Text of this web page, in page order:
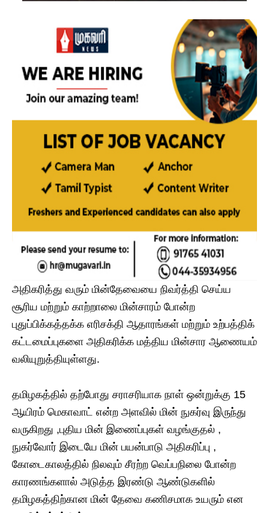
அதிகரித்து வரும் மின்தேவையை நிவர்த்தி செய்ய
சூரிய மற்றும் காற்றாலை மின்சாரம் போன்ற
புதுப்பிக்கத்தக்க எரிசக்தி ஆதாரங்கள் மற்றும் உற்பத்திக்
கட்டமைப்புகளை அதிகரிக்க மத்திய மின்சார ஆணையம்
வலியுறுத்தியுள்ளது.
தமிழகத்தில் தற்போது சராசரியாக நாள் ஒன்றுக்கு 15
ஆயிரம் மெகாவாட் என்ற அளவில் மின் நுகர்வு இருந்து
வருகிறது ,புதிய மின் இணைப்புகள் வழங்குதல் ,
நுகர்வோர் இடையே மின் பயன்பாடு அதிகரிப்பு ,
கோடைகாலத்தில் நிலவும் சீரற்ற வெப்பநிலை போன்ற
காரணங்களால் அடுத்த இரண்டு ஆண்டுகளில்
தமிழகத்திற்கான மின் தேவை கணிசமாக உயரும் என